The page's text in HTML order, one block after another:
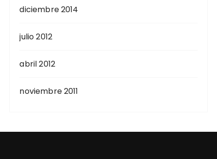
diciembre 2014
julio 2012
abril 2012
noviembre 2011